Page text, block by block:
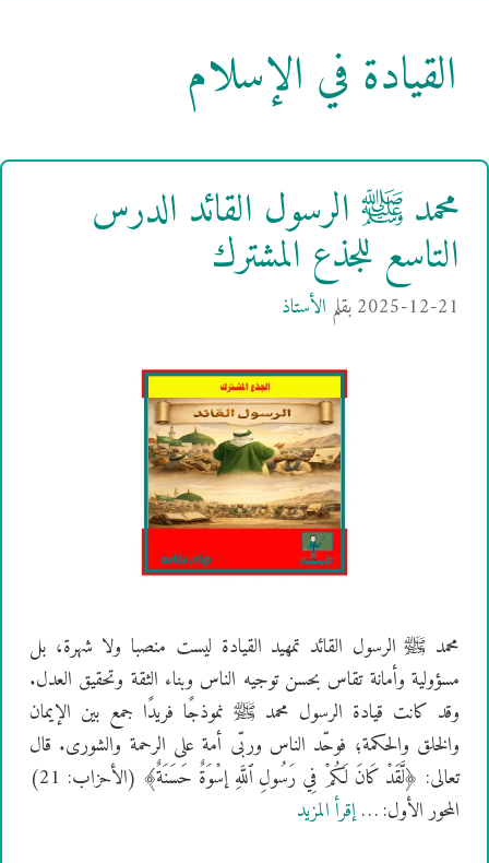
القيادة في الإسلام
محمد ﷺ الرسول القائد الدرس
التاسع للجذع المشترك
2025-12-21بقلم الأستاذ
محمد ﷺ الرسول القائد تمهيد القيادة ليست منصبا ولا شهرة، بل
مسؤولية وأمانة تقاس بحسن توجيه الناس وبناء الثقة وتحقيق العدل.
وقد كانت قيادة الرسول محمد ﷺ نموذجًا فريدًا جمع بين الإيمان
والخلق والحكمة؛ فوحّد الناس وربّى أمة على الرحمة والشورى. قال
تعالى: ﴿لَّقَدْ كَانَ لَكُمْ فِي رَسُولِ ٱللَّهِ إسْوَةٌ حَسَنَةٌ﴾ (الأحزاب: 21)
المحور الأول: …إقرأ المزيد